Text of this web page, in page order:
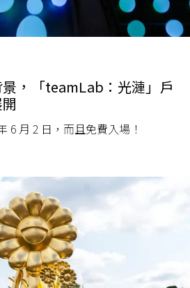
，「teamLab：光漣」戶
6 月 2 日，而且免費入場！